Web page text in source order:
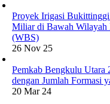
Proyek Irigasi
Miliar di Bawah Wilayah
(WBS)
26 Nov 25
Pemkab Bengkulu Utara
dengan Jumlah Formasi
20 Mar 24